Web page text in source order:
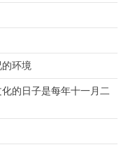
环境
的日子是每年十一月二